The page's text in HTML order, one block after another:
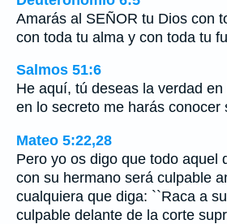
Amarás al SEÑOR tu Dios con
con toda tu alma y con toda tu
Salmos 51:6
He aquí, tú deseas la verdad
en lo secreto me harás conocer
Mateo 5:22,28
Pero yo os digo que todo aquel
con su hermano será culpable
cualquiera que diga: ``Raca a
culpable delante de la corte